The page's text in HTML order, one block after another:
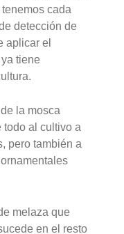
cada
detección de
aplicar el
tiene
la mosca
todo al cultivo a
pero también a
melaza que
en el resto